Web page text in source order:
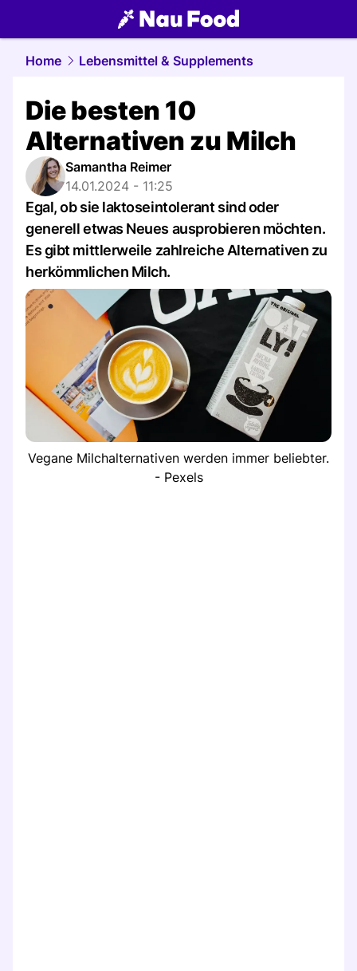
food.NAU.ch
Home Lebensmittel & Supplements
Die besten 10
Alternativen zu Milch
Samantha Reimer
14.01.2024 - 11:25
Egal, ob sie laktoseintolerant sind oder
generell etwas Neues ausprobieren möchten.
Es gibt mittlerweile zahlreiche Alternativen zu
herkömmlichen Milch.
Vegane Milchalternativen werden immer beliebter.
- Pexels